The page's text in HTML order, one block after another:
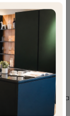
Bagno
in laccato
BD013
di Arredo
di Compab,
progettualità.
modelli di
ti offriamo la
il progetto. Il